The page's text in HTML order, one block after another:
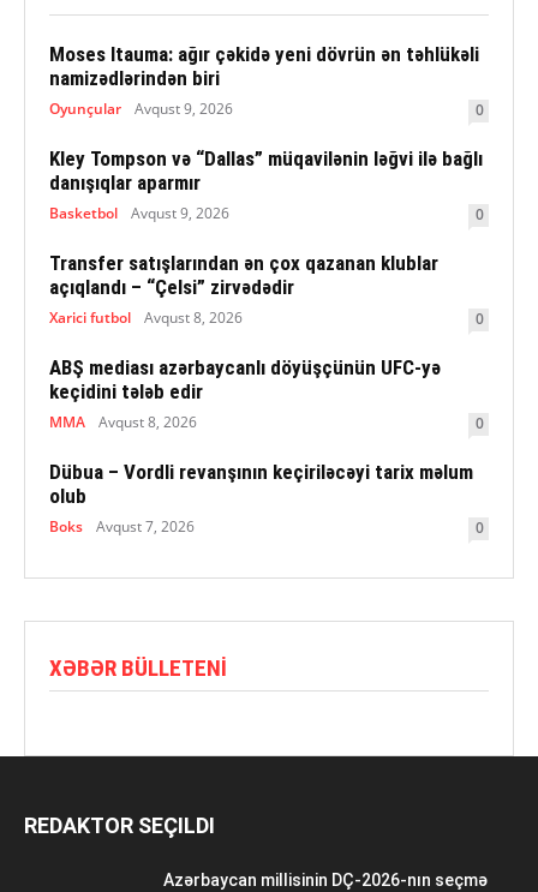
Moses Itauma: ağır çəkidə yeni dövrün ən təhlükəli
namizədlərindən biri
Oyunçular Avqust 9, 2026 0
Kley Tompson və “Dallas” müqavilənin ləğvi ilə bağlı
danışıqlar aparmır
Basketbol Avqust 9, 2026 0
Transfer satışlarından ən çox qazanan klublar
açıqlandı – “Çelsi” zirvədədir
Xarici futbol Avqust 8, 2026 0
ABŞ mediası azərbaycanlı döyüşçünün UFC-yə
keçidini tələb edir
MMA Avqust 8, 2026 0
Dübua – Vordli revanşının keçiriləcəyi tarix məlum
olub
Boks Avqust 7, 2026 0
XƏBƏR BÜLLETENI
REDAKTOR SEÇILDI
Azərbaycan millisinin DÇ-2026-nın seçmə